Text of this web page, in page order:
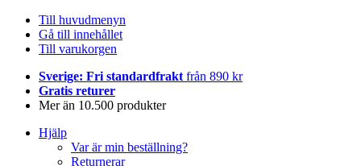
Till huvudmenyn
Gå till innehållet
Till varukorgen
Sverige: Fri standardfrakt från 890 kr
Gratis returer
Mer än 10.500 produkter
Hjälp
Var är min beställning?
Returnerar